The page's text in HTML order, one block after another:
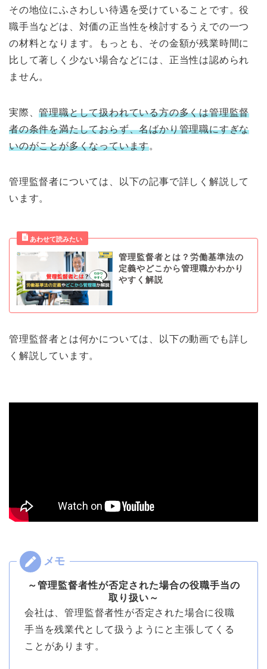
その地位にふさわしい待遇を受けていることです。役
職手当などは、対価の正当性を検討するうえでの一つ
の材料となります。もっとも、その金額が残業時間に
比して著しく少ない場合などには、正当性は認められ
ません。
実際、管理職として扱われている方の多くは管理監督
者の条件を満たしておらず、名ばかり管理職にすぎな
いのがことが多くなっています。
管理監督者については、以下の記事で詳しく解説して
います。
管理監督者とは？労働基準法の
定義やどこから管理職かわかり
やすく解説
管理監督者とは何かについては、以下の動画でも詳し
く解説しています。
～管理監督者性が否定された場合の役職手当の
取り扱い～
会社は、管理監督者性が否定された場合に役職
手当を残業代として扱うようにと主張してくる
ことがあります。